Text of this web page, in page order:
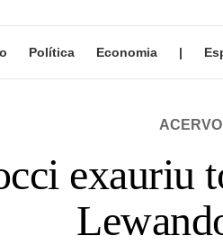
Política Economia |
ACERVO
exauriu